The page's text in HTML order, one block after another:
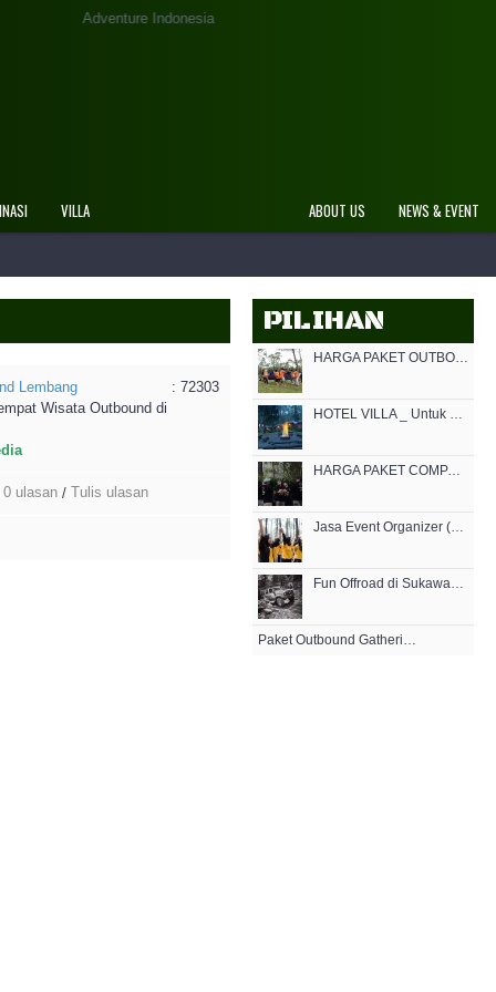
Indonesia
VILLA NEWS & EVENT
ABOUT US
PILIHAN
HARGA PAKET OUTBOUND MURAH DI BANDUNG 2021
HOTEL VILLA _ Untuk Outbound di Cikole Bandung
HARGA PAKET COMPANY GATHERING OUTBOUND MURAH DI GRAFIKA CIKOLE LEMBANG 2021
Jasa Event Organizer (EO) Bandung
Fun Offroad di Sukawana Lembang Bandung
Paket Outbound Gathering Lembang-Bandung
: 72303
Lembang
Wisata Outbound di
0 ulasan/ Tulis ulasan